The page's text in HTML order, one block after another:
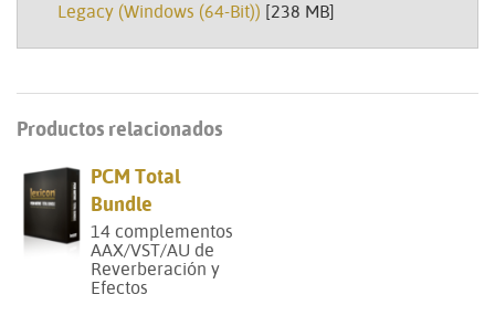
Legacy (Windows (64-Bit)) [238 MB]
Productos relacionados
PCM Total
Bundle
14 complementos
AAX/VST/AU de
Reverberación y
Efectos